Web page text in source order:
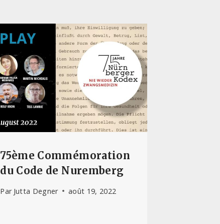
75ème Commémoration
du Code de Nuremberg
Par Jutta Degner août 19, 2022